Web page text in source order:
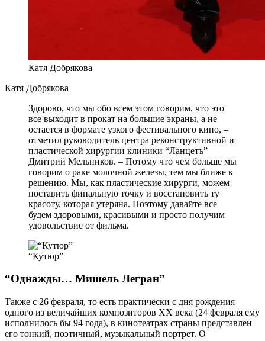
Катя Добрякова
Катя Добрякова
Здорово, что мы обо всем этом говорим, что это
все выходит в прокат на большие экраны, а не
остается в формате узкого фестивального кино, –
отметил руководитель центра реконструктивной и
пластической хирургии клиники “Ланцетъ”
Дмитрий Мельников. – Потому что чем больше мы
говорим о раке молочной железы, тем мы ближе к
решению. Мы, как пластические хирурги, можем
поставить финальную точку и восстановить ту
красоту, которая утеряна. Поэтому давайте все
будем здоровыми, красивыми и просто получим
удовольствие от фильма.
“Кутюр”
“Однажды… Мишель Легран”
Также с 26 февраля, то есть практически с дня рождения
одного из величайших композиторов ХХ века (24 февраля ему
исполнилось бы 94 года), в кинотеатрах страны представлен
его тонкий, поэтичный, музыкальный портрет. О